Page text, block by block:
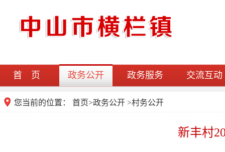
首 页 政务公开 政务服务 交流互动
您当前的位置： 首页>政务公开 >村务公开
新丰村